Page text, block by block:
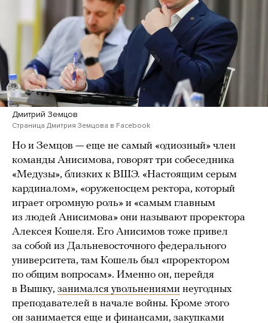
Дмитрий Земцов
Страница Дмитрия Земцова в Facebook
Но и Земцов — еще не самый «одиозный» член
команды Анисимова, говорят три собеседника
«Медузы», близких к ВШЭ. «Настоящим серым
кардиналом», «оруженосцем ректора, который
играет огромную роль» и «самым главным
из людей Анисимова» они называют проректора
Алексея Кошеля. Его Анисимов тоже привел
за собой из Дальневосточного федерального
университета, там Кошель был «проректором
по общим вопросам». Именно он, перейдя
в Вышку, занимался увольнениями неугодных
преподавателей в начале войны. Кроме этого
он занимается еще и финансами, закупками